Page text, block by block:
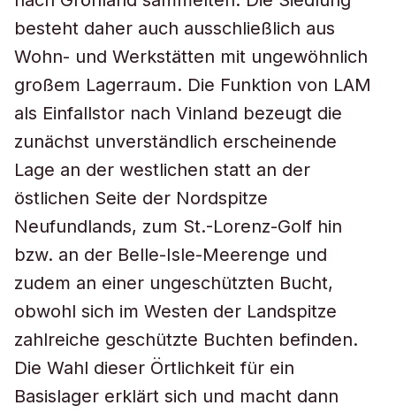
besteht daher auch ausschließlich aus
Wohn- und Werkstätten mit ungewöhnlich
großem Lagerraum. Die Funktion von LAM
als Einfallstor nach Vinland bezeugt die
zunächst unverständlich erscheinende
Lage an der westlichen statt an der
östlichen Seite der Nordspitze
Neufundlands, zum St.-Lorenz-Golf hin
bzw. an der Belle-Isle-Meerenge und
zudem an einer ungeschützten Bucht,
obwohl sich im Westen der Landspitze
zahlreiche geschützte Buchten befinden.
Die Wahl dieser Örtlichkeit für ein
Basislager erklärt sich und macht dann